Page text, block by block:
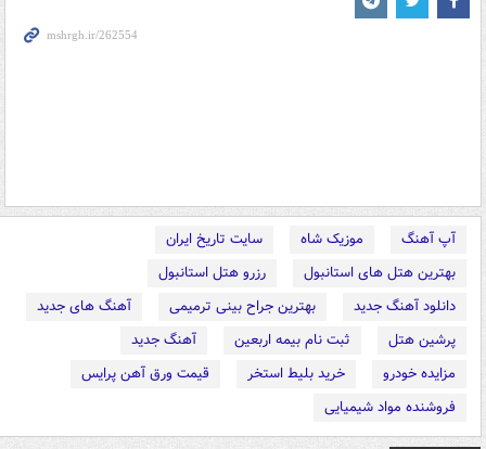
آپ آهنگ موزیک شاه
سایت تاریخ ایران
بهترین هتل های استانبول
رزرو هتل استانبول
دانلود آهنگ جدید
بهترین جراح بینی ترمیمی
آهنگ های جدید
پرشین هتل
ثبت نام بیمه اربعین
آهنگ جدید
مزایده خودرو
خرید بلیط استخر
قیمت ورق آهن پرایس
فروشنده مواد شیمیایی